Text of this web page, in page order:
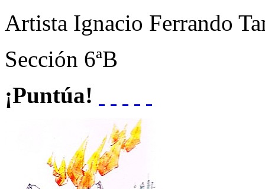
Artista Ignacio Ferrando
Sección 6ªB
¡Puntúa!